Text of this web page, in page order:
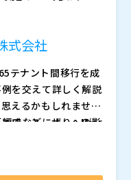
式会社
テナント間移行を成
を交えて詳しく解説
えるかもしれません
で、ユーザーへの影
めることができま
成などにより、Micr
されるケーズが増